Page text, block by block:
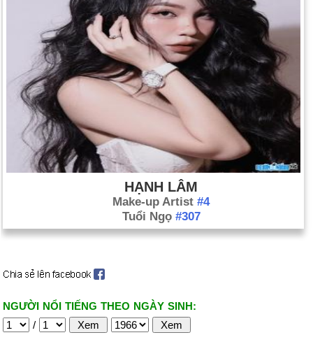
HẠNH LÂM
Make-up Artist #4
Tuổi Ngọ #307
NGƯỜI NỔI TIẾNG THEO NGÀY SINH:
/